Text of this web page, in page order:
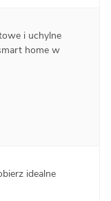
i uchylne
home w
idealne